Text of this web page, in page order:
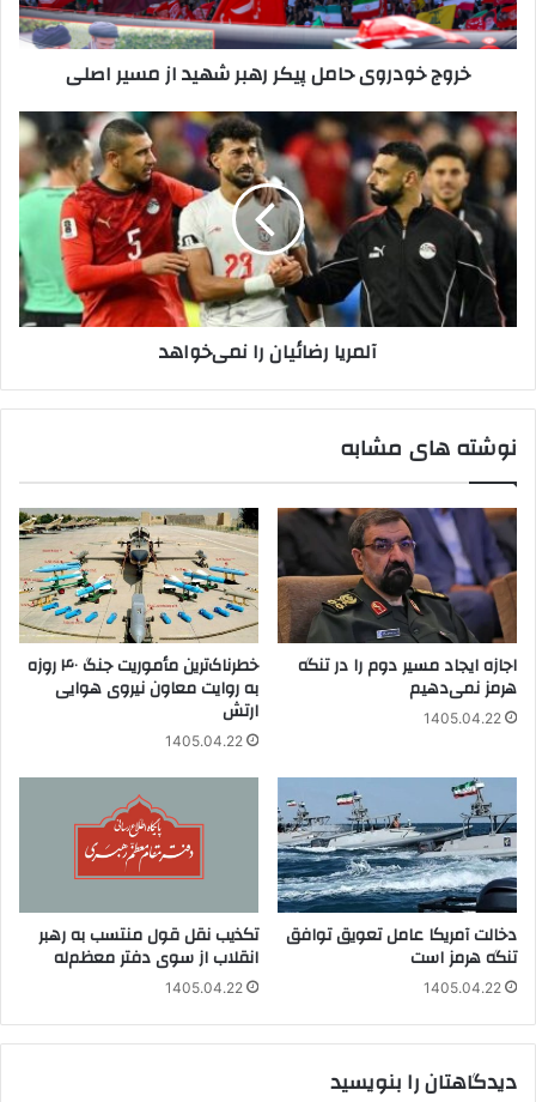
مسیر
اصلی
خروج خودروی حامل پیکر رهبر شهید از مسیر اصلی
آلمریا
رضائیان
را
نمی‌خواهد
آلمریا رضائیان را نمی‌خواهد
نوشته های مشابه
اجازه ایجاد مسیر دوم را در تنگه
هرمز نمی‌دهیم
1405.04.22
خطرناک‌ترین مأموریت جنگ ۴۰ روزه
به روایت معاون نیروی هوایی
ارتش
1405.04.22
دخالت آمریکا عامل تعویق توافق
تنگه هرمز است
1405.04.22
تکذیب نقل قول منتسب به رهبر
انقلاب از سوی دفتر معظم‌له
1405.04.22
دیدگاهتان را بنویسید